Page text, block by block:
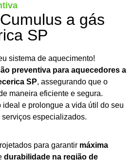
a gás
SP
sistema de aquecimento!
preventiva para aquecedores a
SP, assegurando que o
maneira eficiente e segura.
ideal e prolongue a vida útil do seu
especializados.
para garantir máxima
durabilidade na região de